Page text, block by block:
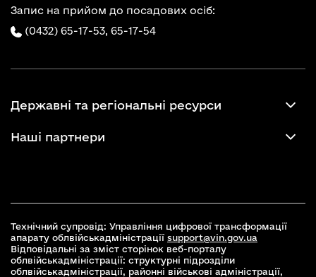
Запис на прийом до посадових осіб:
(0432) 65-17-53, 65-17-54
Державні та регіональні ресурси
Наші партнери
Технічний супровід: Управління цифрової трансформації
апарату облвійськадміністрації support@vin.gov.ua
Відповідальні за зміст сторінок веб-порталу
облвійськадміністрації: структурні підрозділи
облвійськадміністрації, районні військові адміністрації,